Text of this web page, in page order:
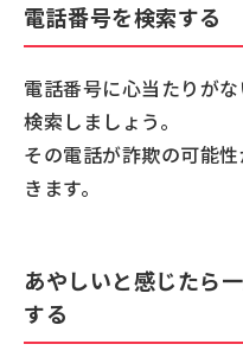
電話番号を検索する
電話番号に心当たりが
検索しましょう。
その電話が詐欺の可能
きます。
あやしいと感じたら
する